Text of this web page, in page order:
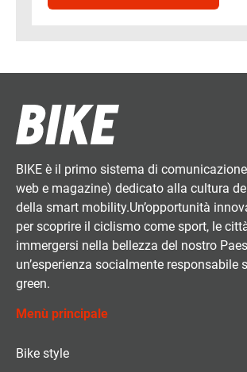
BIKE è il primo sistema di
web e magazine) dedicato alla cultura
della smart mobility.Un’opportunità
per scoprire il ciclismo come sport, le
immergersi nella bellezza del nostro
un’esperienza socialmente responsabile
green.
Menù principale
Bike style